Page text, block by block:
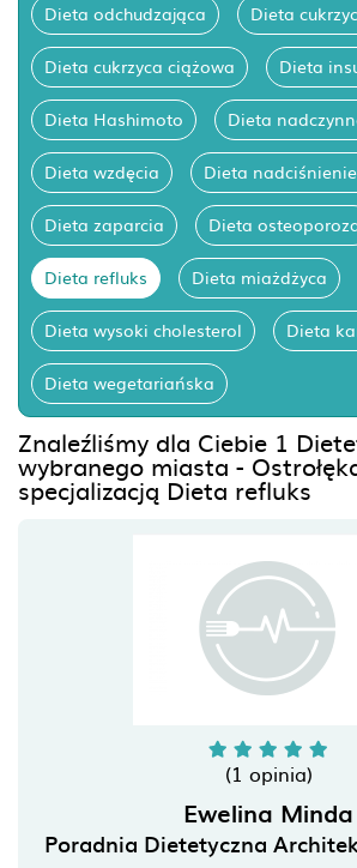
Dieta odchudzająca Dieta
Dieta cukrzyca ciążowa Dieta
Dieta Hashimoto Dieta
Dieta wzdęcia Dieta
Dieta zaparcia Dieta
Dieta refluks Dieta miażdżyca
Dieta wysoki cholesterol Dieta
Dieta wegetariańska
Znaleźliśmy dla Ciebie 1
wybranego miasta -
specjalizacją Dieta refluks
(1 opinia)
Ewelina Minda
Poradnia Dietetyczna